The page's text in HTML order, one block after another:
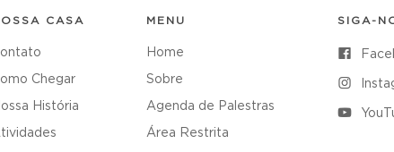
CASA
Chegar
História
MENU
Home
Sobre
Agenda de Palestras
Área Restrita
SIGA-